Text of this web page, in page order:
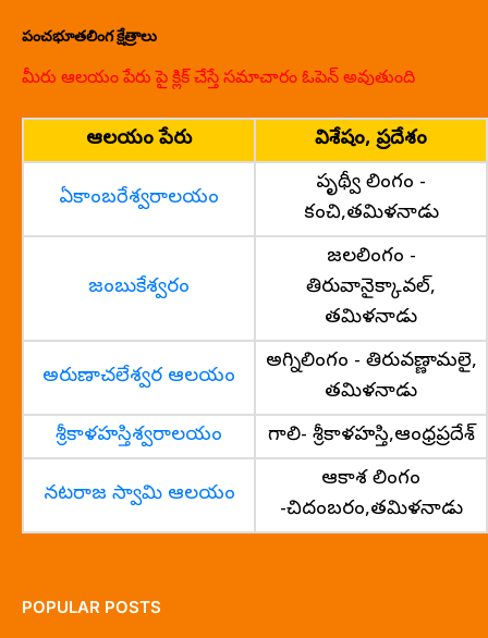
పంచభూతలింగ క్షేత్రాలు
మీరు ఆలయం పేరు పై క్లిక్ చేస్తే సమాచారం ఓపెన్ అవుతుంది
ఆలయం పేరు విశేషం, ప్రదేశం
ఏకాంబరేశ్వరాలయం
పృథ్వీ లింగం -
కంచి,తమిళనాడు
జంబుకేశ్వరం
జలలింగం -
తిరువానైక్కావల్,
తమిళనాడు
అరుణాచలేశ్వర ఆలయం
అగ్నిలింగం - తిరువణ్ణామలై,
తమిళనాడు
శ్రీకాళహస్తిశ్వరాలయం
గాలి- శ్రీకాళహస్తి,ఆంధ్రప్రదేశ్
నటరాజ స్వామి ఆలయం
ఆకాశ లింగం
-చిదంబరం,తమిళనాడు
POPULAR POSTS